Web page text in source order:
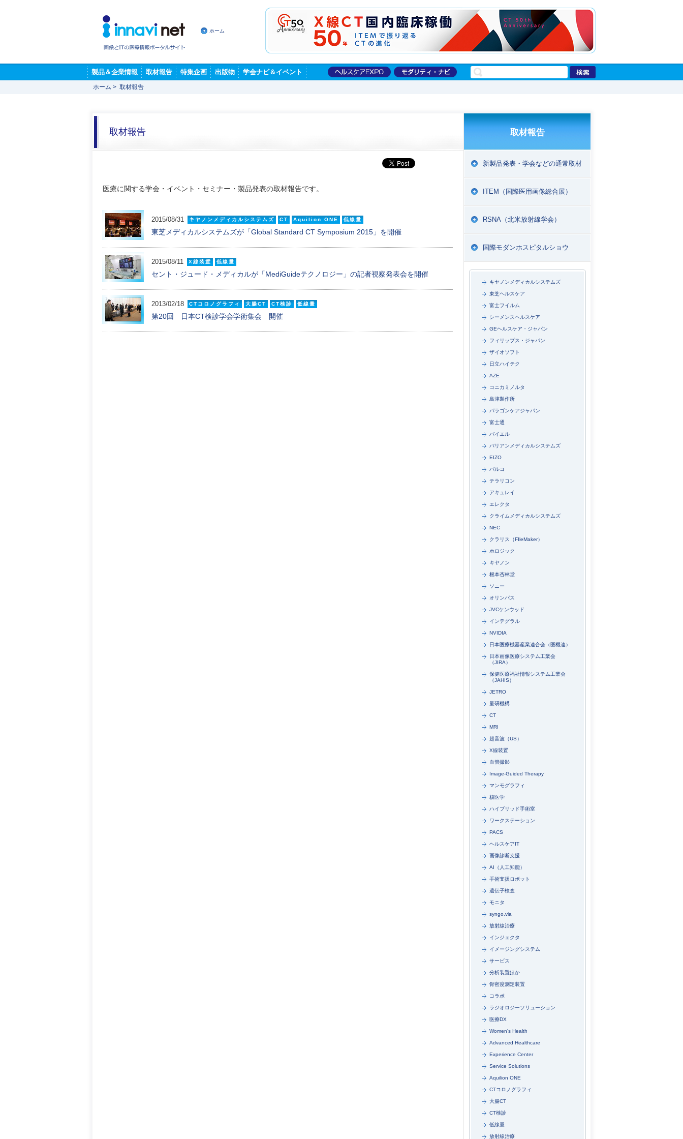
ホーム
製品＆企業情報 取材報告 特集企画 出版物 学会ナビ＆イベント
ホーム > 取材報告
取材報告
医療に関する学会・イベント・セミナー・製品発表の取材報告です。
2015/08/31 キヤノンメディカルシステムズ CT Aquilion ONE 低線量
東芝メディカルシステムズが「Global Standard CT Symposium 2015」を開催
2015/08/11 X線装置 低線量
セント・ジュード・メディカルが「MediGuideテクノロジー」の記者視察発表会を開催
2013/02/18 CTコロノグラフィ 大腸CT CT検診 低線量
第20回 日本CT検診学会学術集会 開催
取材報告
新製品発表・学会などの通常取材
ITEM（国際医用画像総合展）
RSNA（北米放射線学会）
国際モダンホスピタルショウ
キヤノンメディカルシステムズ
東芝ヘルスケア
富士フイルム
シーメンスヘルスケア
GEヘルスケア・ジャパン
フィリップス・ジャパン
ザイオソフト
日立ハイテク
AZE
コニカミノルタ
島津製作所
パラゴンケアジャパン
富士通
バイエル
バリアンメディカルシステムズ
EIZO
バルコ
テラリコン
アキュレイ
エレクタ
クライムメディカルシステムズ
NEC
クラリス（FIleMaker）
ホロジック
キヤノン
根本杏林堂
ソニー
オリンパス
JVCケンウッド
インテグラル
NVIDIA
日本医療機器産業連合会（医機連）
日本画像医療システム工業会
（JIRA）
保健医療福祉情報システム工業会
（JAHIS）
JETRO
量研機構
CT
MRI
超音波（US）
X線装置
血管撮影
Image-Guided Therapy
マンモグラフィ
核医学
ハイブリッド手術室
ワークステーション
PACS
ヘルスケアIT
画像診断支援
AI（人工知能）
手術支援ロボット
遺伝子検査
モニタ
syngo.via
放射線治療
インジェクタ
イメージングシステム
サービス
分析装置ほか
骨密度測定装置
コラボ
ラジオロジーソリューション
医療DX
Women's Health
Advanced Healthcare
Experience Center
Service Solutions
Aquilion ONE
CTコロノグラフィ
大腸CT
CT検診
低線量
放射線治療